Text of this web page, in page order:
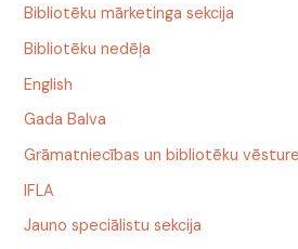
Bibliotēku mārketinga sekcija
Bibliotēku nedēļa
English
Gada Balva
Grāmatniecības un bibliotēku
IFLA
Jauno speciālistu sekcija